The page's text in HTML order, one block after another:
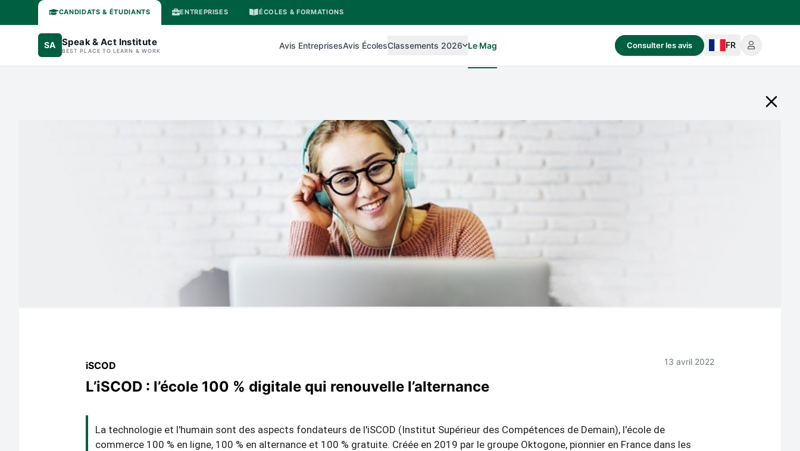
CANDIDATS & ÉTUDIANTS ENTREPRISES ÉCOLES & FORMATIONS
SA Speak & Act Institute
BEST PLACE TO LEARN & WORK
Avis EntreprisesAvis ÉcolesClassements 2026 Le Mag Consulter les avis FR
13 avril 2022
iSCOD
L’iSCOD : l’école 100 % digitale qui renouvelle l’alternance
La technologie et l'humain sont des aspects fondateurs de l'iSCOD (Institut Supérieur des Compétences de Demain), l'école de
commerce 100 % en ligne, 100 % en alternance et 100 % gratuite. Créée en 2019 par le groupe Oktogone, pionnier en France dans les